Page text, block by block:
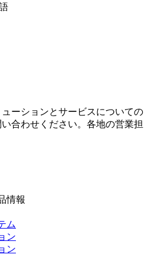
ーションとサービスについての
合わせください。各地の営業担
情報
ム
ン
ン